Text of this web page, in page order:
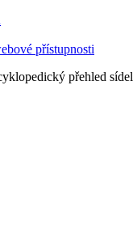
přístupnosti
přehled sídel